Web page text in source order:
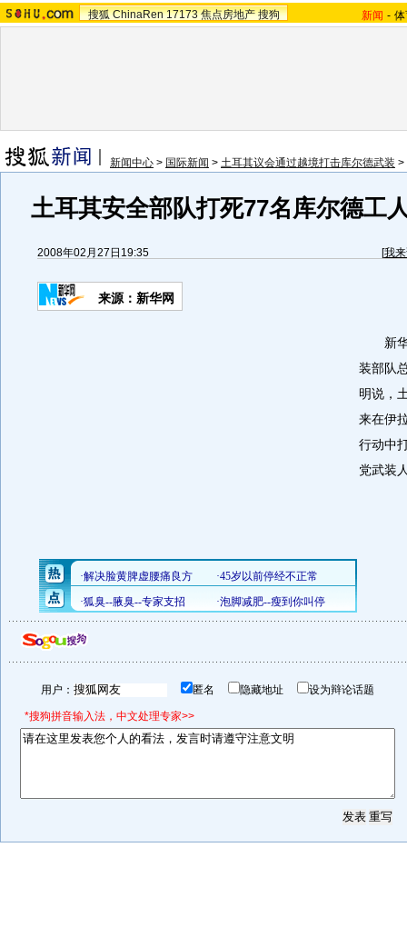
搜狐 ChinaRen 17173 焦点房地产 搜狗 新闻 -
新闻中心 > 国际新闻 > 土耳其议会通过越境打击库尔德武装 >
土耳其安全部队打死77名库尔德工
2008年02月27日19:35 [我
来源：新华网
新华
装部队
明说，
来在伊
行动中
党武装
用户： 匿名 隐藏地址 设为辩论话题
*搜狗拼音输入法，中文处理专家>>